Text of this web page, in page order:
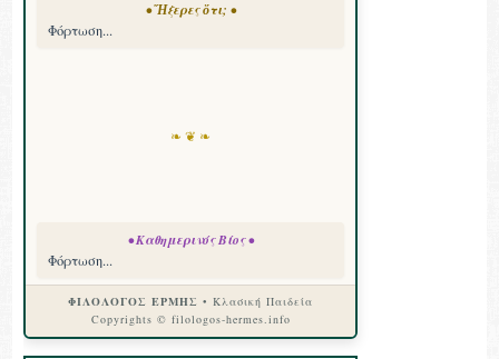
• Ἤξερες ὅτι; •
Φόρτωση...
❧ ❦ ❧
• Καθημερινός Βίος •
Φόρτωση...
ΦΙΛΟΛΟΓΟΣ ΕΡΜΗΣ • Κλασική Παιδεία
Copyrights © filologos-hermes.info